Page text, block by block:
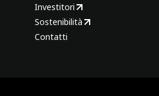
Investitori
Sostenibilità
Contatti